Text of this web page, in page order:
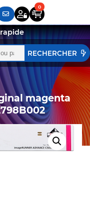
sont
magenta